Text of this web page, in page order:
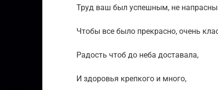
Труд ваш был успешным, не
Чтобы все было прекрасно, очень
Радость чтоб до неба доставала,
И здоровья крепкого и много,